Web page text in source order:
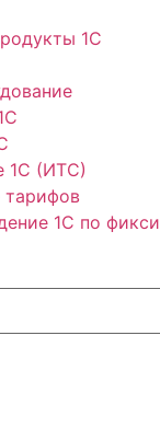
1C
1С (ИТС)
тарифов
1С по